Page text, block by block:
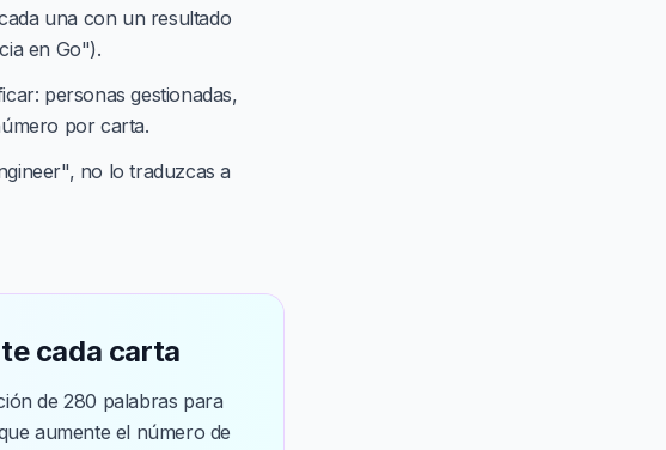
una con un resultado
en Go").
personas gestionadas,
por carta.
no lo traduzcas a
cada carta
de 280 palabras para
aumente el número de